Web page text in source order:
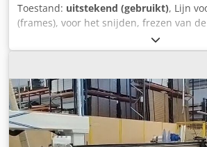
Toestand: uitstekend (gebruikt), Lijn
(frames), voor het snijden, frezen van
het plaatsen van scharnieren (ANUBA)
X10030A) Losband X10030B)
Dubbele snij- en boormachine "AMS -
boren - 90° snijden - Rechts 45° snijden
Dsdeqwyclepfx Ackekr X10030D)
(90°) X10030E) Anuba inlegmachine
MULTITEC X10030F) Freesmachine voor
"MASTERWOOD" Mod. Teknomat 3000